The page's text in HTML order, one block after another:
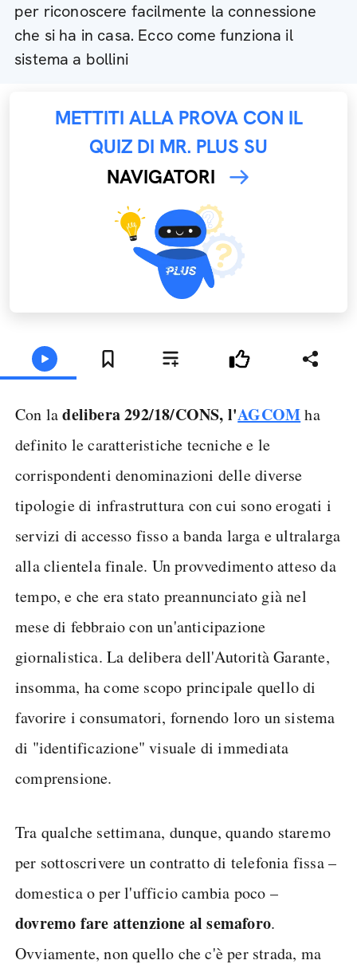
per riconoscere facilmente la connessione
che si ha in casa. Ecco come funziona il
sistema a bollini
METTITI ALLA PROVA CON IL
QUIZ DI MR. PLUS SU
NAVIGATORI
Con ladelibera 292/18/CONS, l'AGCOMha
definito le caratteristiche tecniche e le
corrispondenti denominazioni delle diverse
tipologie di infrastruttura con cui sono erogati i
servizi di accesso fisso a banda larga e ultralarga
alla clientela finale. Un provvedimento atteso da
tempo, e che era stato preannunciato già nel
mese di febbraio con un'anticipazione
giornalistica. La delibera dell'Autorità Garante,
insomma, ha come scopo principale quello di
favorire i consumatori, fornendo loro un sistema
di "identificazione" visuale di immediata
comprensione.
Tra qualche settimana, dunque, quando staremo
per sottoscrivere un contratto di telefonia fissa –
domestica o per l'ufficio cambia poco –
dovremo fare attenzione al semaforo.
Ovviamente, non quello che c'è per strada, ma